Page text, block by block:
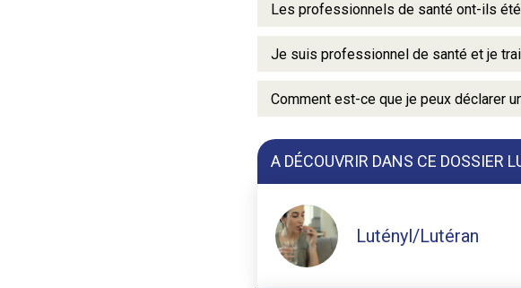
Les professionnels de santé ont-ils
Je suis professionnel de santé et je
Comment est-ce que je peux déclarer
A DÉCOUVRIR DANS CE DOSSIER
Lutényl/Lutéran